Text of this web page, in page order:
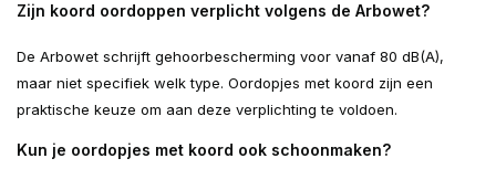
Zijn koord oordoppen verplicht volgens de Arbowet?
De Arbowet schrijft gehoorbescherming voor vanaf 80 dB(A),
maar niet specifiek welk type. Oordopjes met koord zijn een
praktische keuze om aan deze verplichting te voldoen.
Kun je oordopjes met koord ook schoonmaken?